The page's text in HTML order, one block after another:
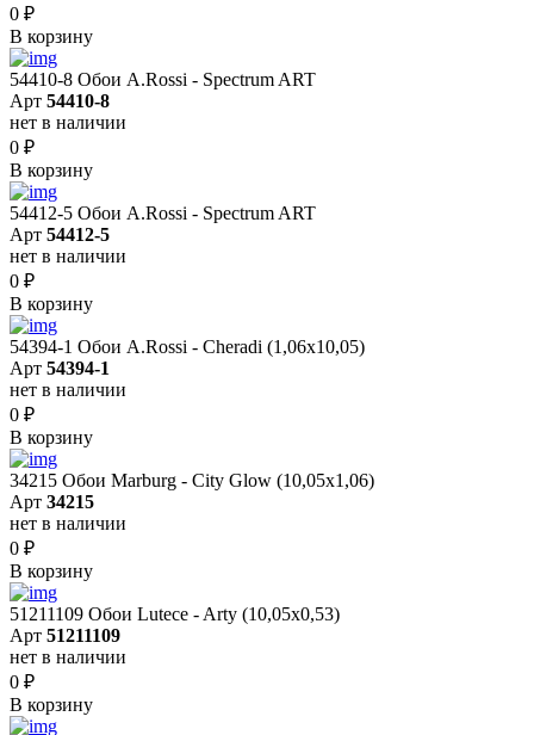
0 ₽
В корзину
54410-8 Обои A.Rossi - Spectrum ART
Арт 54410-8
нет в наличии
0 ₽
В корзину
54412-5 Обои A.Rossi - Spectrum ART
Арт 54412-5
нет в наличии
0 ₽
В корзину
54394-1 Обои A.Rossi - Cheradi (1,06x10,05)
Арт 54394-1
нет в наличии
0 ₽
В корзину
34215 Обои Marburg - City Glow (10,05x1,06)
Арт 34215
нет в наличии
0 ₽
В корзину
51211109 Обои Lutece - Arty (10,05x0,53)
Арт 51211109
нет в наличии
0 ₽
В корзину